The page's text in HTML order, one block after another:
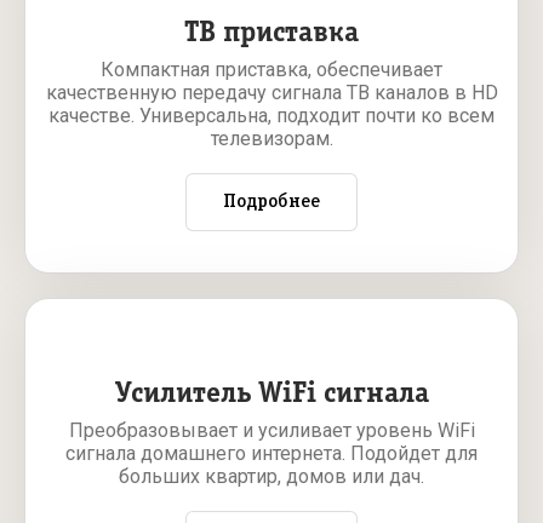
ТВ приставка
Компактная приставка, обеспечивает
качественную передачу сигнала ТВ каналов в HD
качестве. Универсальна, подходит почти ко всем
телевизорам.
Подробнее
Усилитель WiFi сигнала
Преобразовывает и усиливает уровень WiFi
сигнала домашнего интернета. Подойдет для
больших квартир, домов или дач.